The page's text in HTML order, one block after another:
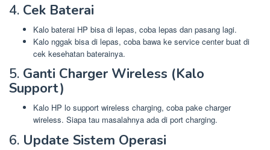
4. Cek Baterai
Kalo baterai HP bisa di lepas, coba lepas dan pasang lagi.
Kalo nggak bisa di lepas, coba bawa ke service center buat di
cek kesehatan baterainya.
5. Ganti Charger Wireless (Kalo
Support)
Kalo HP lo support wireless charging, coba pake charger
wireless. Siapa tau masalahnya ada di port charging.
6. Update Sistem Operasi